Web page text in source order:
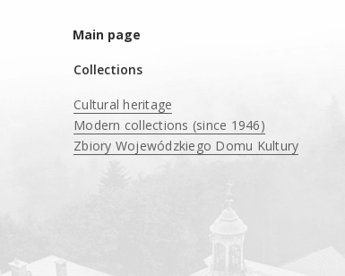
Main page
Collections
Cultural heritage
Modern collections (since 1946)
Zbiory Wojewódzkiego Domu Kultury